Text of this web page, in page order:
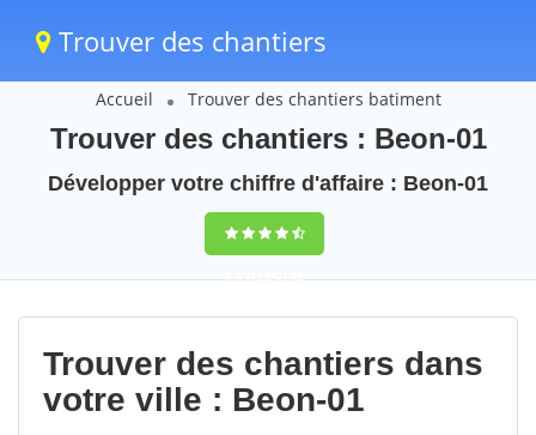
Trouver des chantiers
Accueil Trouver des chantiers batiment
Trouver des chantiers : Beon-01
Développer votre chiffre d'affaire : Beon-01
9,5(100%)40
votes
Trouver des chantiers dans
votre ville : Beon-01